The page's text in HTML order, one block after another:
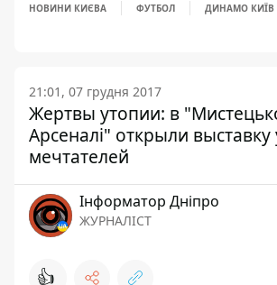
НОВИНИ КИЄВА ФУТБОЛ ДИНАМО КИЇВ
21:01, 07 грудня 2017
Жертвы утопии: в
Арсеналі" открыли выставку
мечтателей
Інформатор Дніпро
ЖУРНАЛІСТ
👍